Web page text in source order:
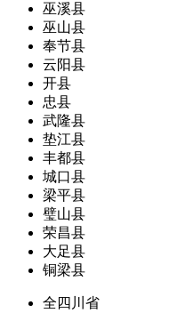
巫溪县
巫山县
奉节县
云阳县
开县
忠县
武隆县
垫江县
丰都县
城口县
梁平县
璧山县
荣昌县
大足县
铜梁县
全四川省